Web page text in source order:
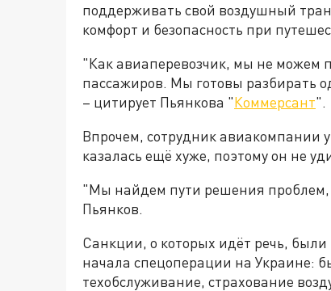
поддерживать свой воздушный
комфорт и безопасность при
"Как авиаперевозчик, мы не можем
пассажиров. Мы готовы разбирать
– цитирует Пьянкова "Коммерсант".
Впрочем, сотрудник авиакомпании
казалась ещё хуже, поэтому он не
"Мы найдем пути решения проблем,
Пьянков.
Санкции, о которых идёт речь,
начала спецоперации на Украине:
техобслуживание, страхование